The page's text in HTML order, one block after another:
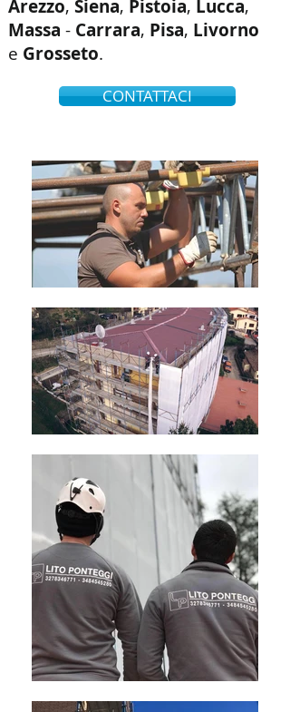
Arezzo, Siena, Pistoia, Lucca,
Massa - Carrara, Pisa, Livorno
e Grosseto.
CONTATTACI